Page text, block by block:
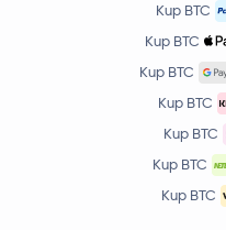
Kup BTC
Kup BTC
Kup BTC
Kup BTC
Kup BTC
Kup BTC
Kup BTC